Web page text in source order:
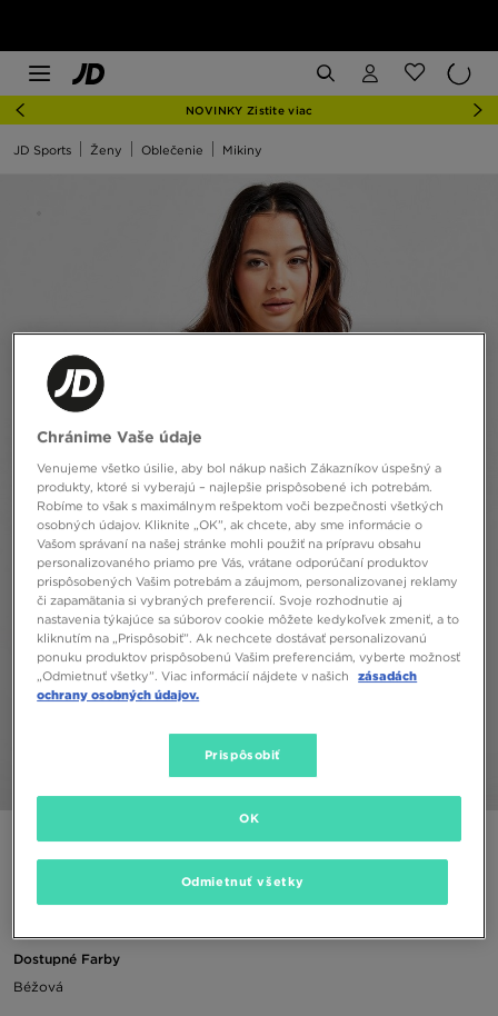
NOVINKY Zistite viac
JD Sports Ženy Oblečenie Mikiny
ADIDAS MIKINA SATIN TREF CREW W'WHT
44,00 €
Dostupné Farby
Béžová
Chránime Vaše údaje
Venujeme všetko úsilie, aby bol nákup našich Zákazníkov úspešný a
produkty, ktoré si vyberajú – najlepšie prispôsobené ich potrebám.
Robíme to však s maximálnym rešpektom voči bezpečnosti všetkých
osobných údajov. Kliknite „OK”, ak chcete, aby sme informácie o
Vašom správaní na našej stránke mohli použiť na prípravu obsahu
personalizovaného priamo pre Vás, vrátane odporúčaní produktov
prispôsobených Vašim potrebám a záujmom, personalizovanej reklamy
či zapamätania si vybraných preferencií. Svoje rozhodnutie aj
nastavenia týkajúce sa súborov cookie môžete kedykoľvek zmeniť, a to
kliknutím na „Prispôsobiť”. Ak nechcete dostávať personalizovanú
ponuku produktov prispôsobenú Vašim preferenciám, vyberte možnosť
„Odmietnuť všetky”. Viac informácií nájdete v našich
zásadách
ochrany osobných údajov.
Prispôsobiť
Odmietnuť všetky
OK